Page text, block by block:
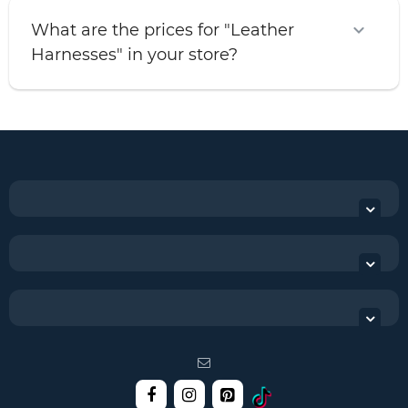
What are the prices for "Leather
Harnesses" in your store?